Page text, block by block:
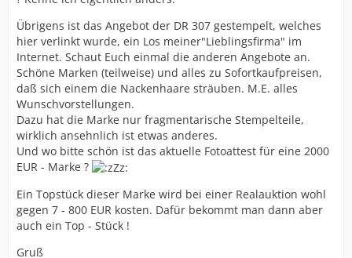
Übrigens ist das Angebot der DR 307 gestempelt, welches
hier verlinkt wurde, ein Los meiner"Lieblingsfirma" im
Internet. Schaut Euch einmal die anderen Angebote an.
Schöne Marken (teilweise) und alles zu Sofortkaufpreisen,
daß sich einem die Nackenhaare sträuben. M.E. alles
Wunschvorstellungen.
Dazu hat die Marke nur fragmentarische Stempelteile,
wirklich ansehnlich ist etwas anderes.
Und wo bitte schön ist das aktuelle Fotoattest für eine 2000
EUR - Marke ?
Ein Topstück dieser Marke wird bei einer Realauktion wohl
gegen 7 - 800 EUR kosten. Dafür bekommt man dann aber
auch ein Top - Stück !
Gruß